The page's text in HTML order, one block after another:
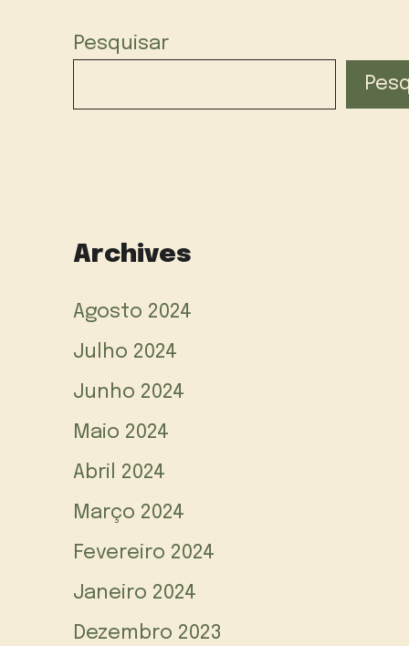
Pesquisar
Archives
Agosto 2024
Julho 2024
Junho 2024
Maio 2024
Abril 2024
Março 2024
Fevereiro 2024
Janeiro 2024
Dezembro 2023